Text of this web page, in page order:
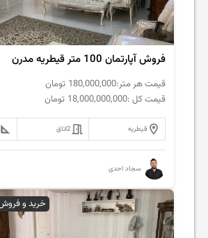
فروش آپارتمان 100 متر قیطریه مدرن
قیمت هر متر:180,000,000 تومان
قیمت کل :18,000,000,000 تومان
قیطریه 2اتاق
سجاد احدی
خرید و فروش